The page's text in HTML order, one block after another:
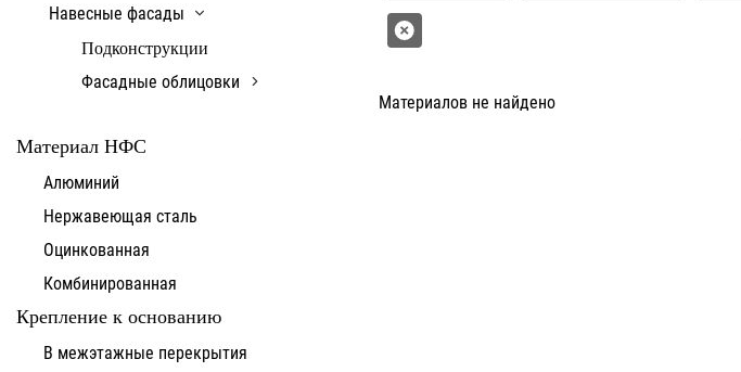
Навесные фасады
Подконструкции
Фасадные облицовки
Материал НФС
Алюминий
Нержавеющая сталь
Оцинкованная
Комбинированная
Крепление к основанию
В межэтажные перекрытия
Материалов не найдено